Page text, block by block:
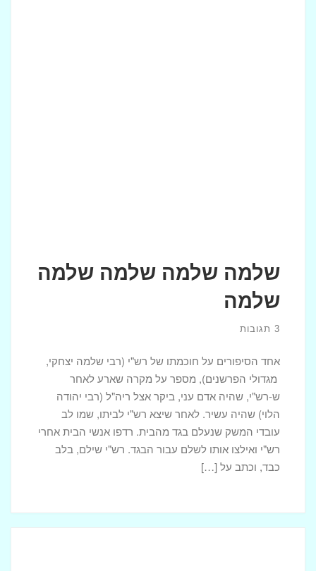
שלמה שלמה שלמה שלמה
שלמה
3 תגובות
אחד הסיפורים על חוכמתו של רש"י (רבי שלמה יצחקי,
מגדולי הפרשנים), מספר על מקרה שארע לאחר
ש-רש"י, שהיה אדם עני, ביקר אצל ריה"ל (רבי יהודה
הלוי) שהיה עשיר. לאחר שיצא רש"י לביתו, שמו לב
עובדי המשק שנעלם בגד מהבית. רדפו אנשי הבית אחרי
רש"י ואילצו אותו לשלם עבור הבגד. רש"י שילם, בלב
כבד, וכתב על […]